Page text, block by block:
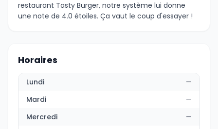
restaurant Tasty Burger, notre système lui donne
une note de 4.0 étoiles. Ça vaut le coup d'essayer !
Horaires
Lundi
—
Mardi
—
Mercredi
—